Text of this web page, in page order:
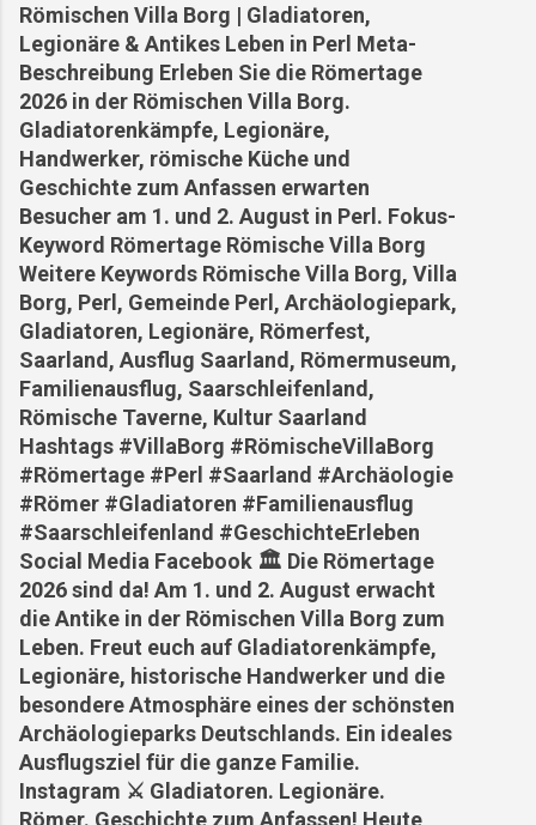
Römischen Villa Borg | Gladiatoren,
Legionäre & Antikes Leben in Perl Meta-
Beschreibung Erleben Sie die Römertage
2026 in der Römischen Villa Borg.
Gladiatorenkämpfe, Legionäre,
Handwerker, römische Küche und
Geschichte zum Anfassen erwarten
Besucher am 1. und 2. August in Perl. Fokus-
Keyword Römertage Römische Villa Borg
Weitere Keywords Römische Villa Borg, Villa
Borg, Perl, Gemeinde Perl, Archäologiepark,
Gladiatoren, Legionäre, Römerfest,
Saarland, Ausflug Saarland, Römermuseum,
Familienausflug, Saarschleifenland,
Römische Taverne, Kultur Saarland
Hashtags #VillaBorg #RömischeVillaBorg
#Römertage #Perl #Saarland #Archäologie
#Römer #Gladiatoren #Familienausflug
#Saarschleifenland #GeschichteErleben
Social Media Facebook 🏛️ Die Römertage
2026 sind da! Am 1. und 2. August erwacht
die Antike in der Römischen Villa Borg zum
Leben. Freut euch auf Gladiatorenkämpfe,
Legionäre, historische Handwerker und die
besondere Atmosphäre eines der schönsten
Archäologieparks Deutschlands. Ein ideales
Ausflugsziel für die ganze Familie.
Instagram ⚔️ Gladiatoren. Legionäre.
Römer. Geschichte zum Anfassen! Heute